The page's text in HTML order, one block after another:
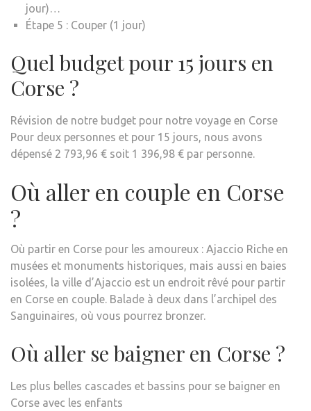
jour)…
Étape 5 : Couper (1 jour)
Quel budget pour 15 jours en
Corse ?
Révision de notre budget pour notre voyage en Corse
Pour deux personnes et pour 15 jours, nous avons
dépensé 2 793,96 € soit 1 396,98 € par personne.
Où aller en couple en Corse
?
Où partir en Corse pour les amoureux : Ajaccio Riche en
musées et monuments historiques, mais aussi en baies
isolées, la ville d’Ajaccio est un endroit rêvé pour partir
en Corse en couple. Balade à deux dans l’archipel des
Sanguinaires, où vous pourrez bronzer.
Où aller se baigner en Corse ?
Les plus belles cascades et bassins pour se baigner en
Corse avec les enfants